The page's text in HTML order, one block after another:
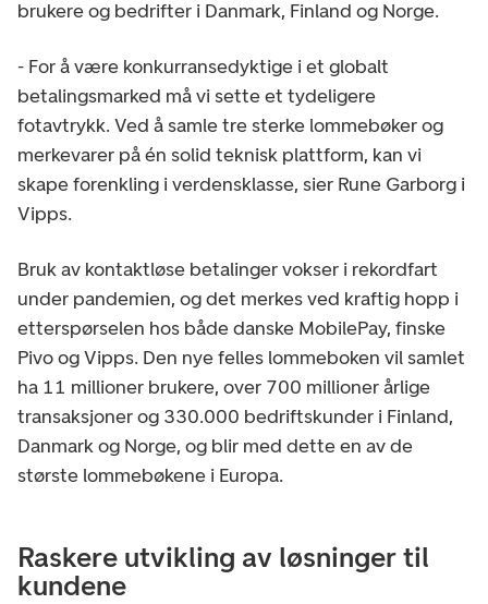
brukere og bedrifter i Danmark, Finland og Norge.
- For å være konkurransedyktige i et globalt
betalingsmarked må vi sette et tydeligere
fotavtrykk. Ved å samle tre sterke lommebøker og
merkevarer på én solid teknisk plattform, kan vi
skape forenkling i verdensklasse, sier Rune Garborg i
Vipps.
Bruk av kontaktløse betalinger vokser i rekordfart
under pandemien, og det merkes ved kraftig hopp i
etterspørselen hos både danske MobilePay, finske
Pivo og Vipps. Den nye felles lommeboken vil samlet
ha 11 millioner brukere, over 700 millioner årlige
transaksjoner og 330.000 bedriftskunder i Finland,
Danmark og Norge, og blir med dette en av de
største lommebøkene i Europa.
Raskere utvikling av løsninger til
kundene